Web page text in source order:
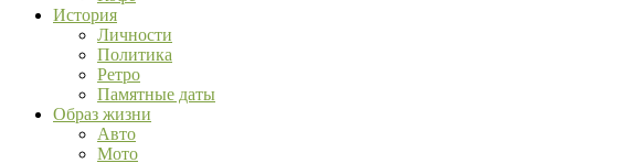
История
Личности
Политика
Ретро
Памятные даты
Образ жизни
Авто
Мото